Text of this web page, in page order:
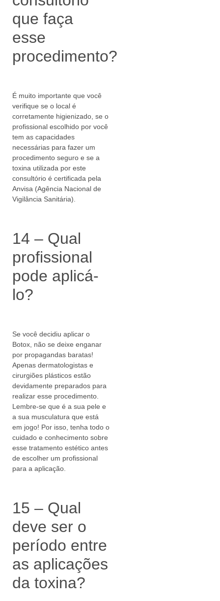
que faça
esse
procedimento?
É muito importante que você
verifique se o local é
corretamente higienizado, se o
profissional escolhido por você
tem as capacidades
necessárias para fazer um
procedimento seguro e se a
toxina utilizada por este
consultório é certificada pela
Anvisa (Agência Nacional de
Vigilância Sanitária).
14 – Qual
profissional
pode aplicá-
lo?
Se você decidiu aplicar o
Botox, não se deixe enganar
por propagandas baratas!
Apenas dermatologistas e
cirurgiões plásticos estão
devidamente preparados para
realizar esse procedimento.
Lembre-se que é a sua pele e
a sua musculatura que está
em jogo! Por isso, tenha todo o
cuidado e conhecimento sobre
esse tratamento estético antes
de escolher um profissional
para a aplicação.
15 – Qual
deve ser o
período entre
as aplicações
da toxina?